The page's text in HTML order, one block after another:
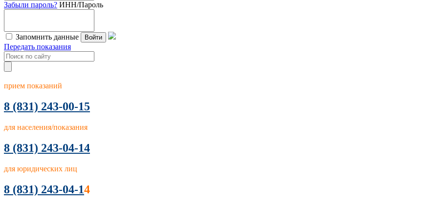
Забыли пароль? ИНН/Пароль
Запомнить данные Войти
Передать показания
прием показаний
8 (831) 243-00-15
для населения/показания
8 (831) 243-04-14
для юридических лиц
8 (831) 243-04-14